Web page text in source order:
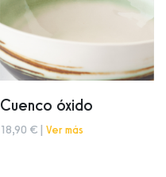
Cuenco óxido
18,90 € | Ver más